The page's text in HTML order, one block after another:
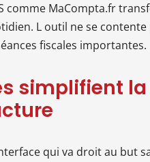
comme MaCompta.fr
L outil ne se contente
fiscales importantes.
simplifient
qui va droit au but